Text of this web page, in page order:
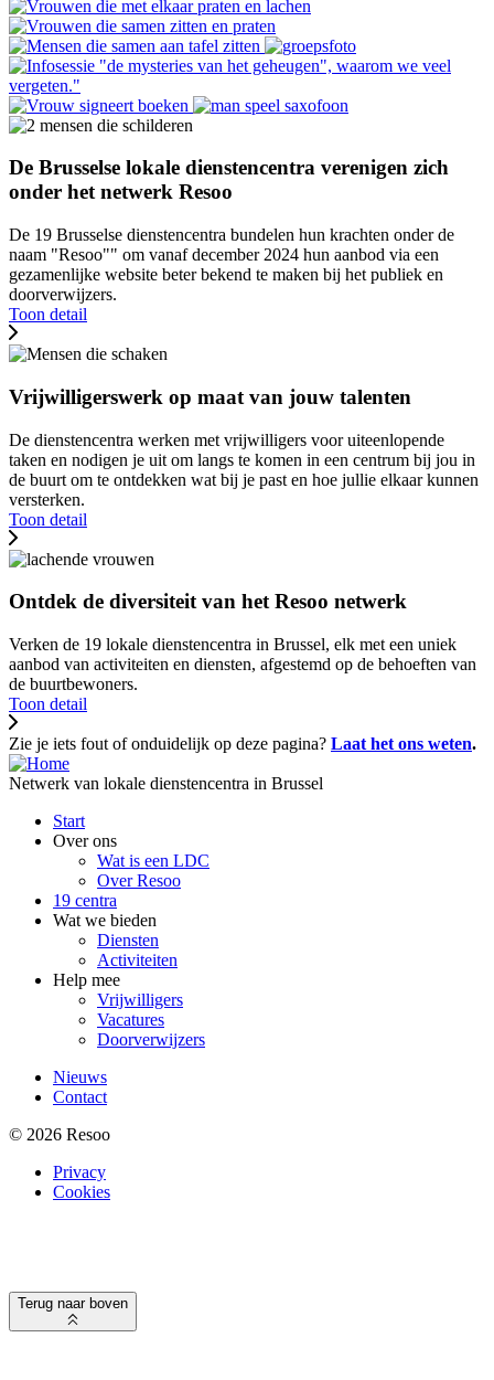
De Brusselse lokale dienstencentra verenigen zich
onder het netwerk Resoo
De 19 Brusselse dienstencentra bundelen hun krachten onder de
naam "Resoo"" om vanaf december 2024 hun aanbod via een
gezamenlijke website beter bekend te maken bij het publiek en
doorverwijzers.
Toon detail
Vrijwilligerswerk op maat van jouw talenten
De dienstencentra werken met vrijwilligers voor uiteenlopende
taken en nodigen je uit om langs te komen in een centrum bij jou in
de buurt om te ontdekken wat bij je past en hoe jullie elkaar kunnen
versterken.
Toon detail
Ontdek de diversiteit van het Resoo netwerk
Verken de 19 lokale dienstencentra in Brussel, elk met een uniek
aanbod van activiteiten en diensten, afgestemd op de behoeften van
de buurtbewoners.
Toon detail
Zie je iets fout of onduidelijk op deze pagina? Laat het ons weten.
Netwerk van lokale dienstencentra in Brussel
Main
menu
Start
Over ons
Wat is een LDC
Over Resoo
19 centra
Wat we bieden
Diensten
Activiteiten
Help mee
Vrijwilligers
Vacatures
Doorverwijzers
Meta
menu
Nieuws
Contact
© 2026 Resoo
Legal
Privacy
Cookies
Terug naar boven